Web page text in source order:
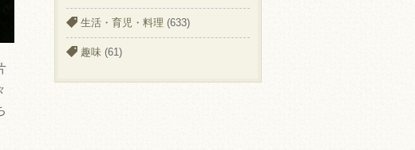
生活・育児・料理 (633)
趣味 (61)